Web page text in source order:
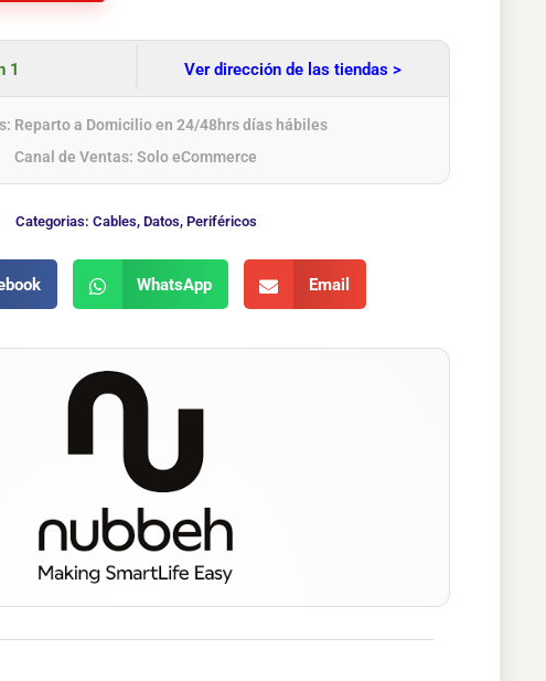
1 Ver dirección de las tiendas >
Reparto a Domicilio en 24/48hrs días hábiles
Canal de Ventas: Solo eCommerce
Categorias: Cables, Datos, Periféricos
WhatsApp Email